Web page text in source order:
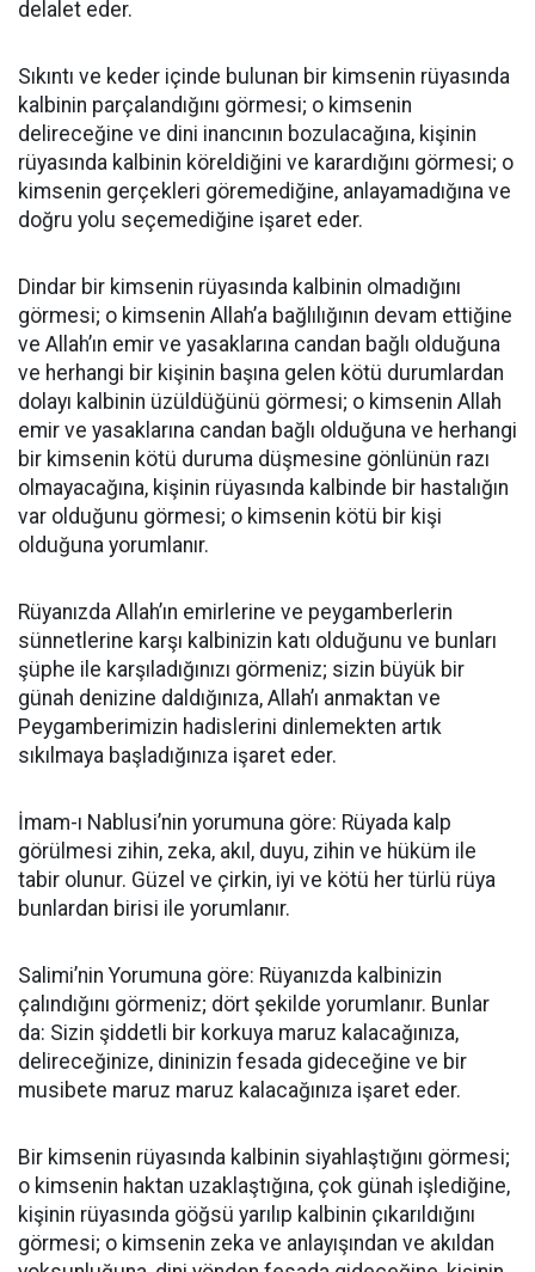
delalet eder.
Sıkıntı ve keder içinde bulunan bir kimsenin rüyasında
kalbinin parçalandığını görmesi; o kimsenin
delireceğine ve dini inancının bozulacağına, kişinin
rüyasında kalbinin köreldiğini ve karardığını görmesi; o
kimsenin gerçekleri göremediğine, anlayamadığına ve
doğru yolu seçemediğine işaret eder.
Dindar bir kimsenin rüyasında kalbinin olmadığını
görmesi; o kimsenin Allah’a bağlılığının devam ettiğine
ve Allah’ın emir ve yasaklarına candan bağlı olduğuna
ve herhangi bir kişinin başına gelen kötü durumlardan
dolayı kalbinin üzüldüğünü görmesi; o kimsenin Allah
emir ve yasaklarına candan bağlı olduğuna ve herhangi
bir kimsenin kötü duruma düşmesine gönlünün razı
olmayacağına, kişinin rüyasında kalbinde bir hastalığın
var olduğunu görmesi; o kimsenin kötü bir kişi
olduğuna yorumlanır.
Rüyanızda Allah’ın emirlerine ve peygamberlerin
sünnetlerine karşı kalbinizin katı olduğunu ve bunları
şüphe ile karşıladığınızı görmeniz; sizin büyük bir
günah denizine daldığınıza, Allah’ı anmaktan ve
Peygamberimizin hadislerini dinlemekten artık
sıkılmaya başladığınıza işaret eder.
İmam-ı Nablusi’nin yorumuna göre: Rüyada kalp
görülmesi zihin, zeka, akıl, duyu, zihin ve hüküm ile
tabir olunur. Güzel ve çirkin, iyi ve kötü her türlü rüya
bunlardan birisi ile yorumlanır.
Salimi’nin Yorumuna göre: Rüyanızda kalbinizin
çalındığını görmeniz; dört şekilde yorumlanır. Bunlar
da: Sizin şiddetli bir korkuya maruz kalacağınıza,
delireceğinize, dininizin fesada gideceğine ve bir
musibete maruz maruz kalacağınıza işaret eder.
Bir kimsenin rüyasında kalbinin siyahlaştığını görmesi;
o kimsenin haktan uzaklaştığına, çok günah işlediğine,
kişinin rüyasında göğsü yarılıp kalbinin çıkarıldığını
görmesi; o kimsenin zeka ve anlayışından ve akıldan